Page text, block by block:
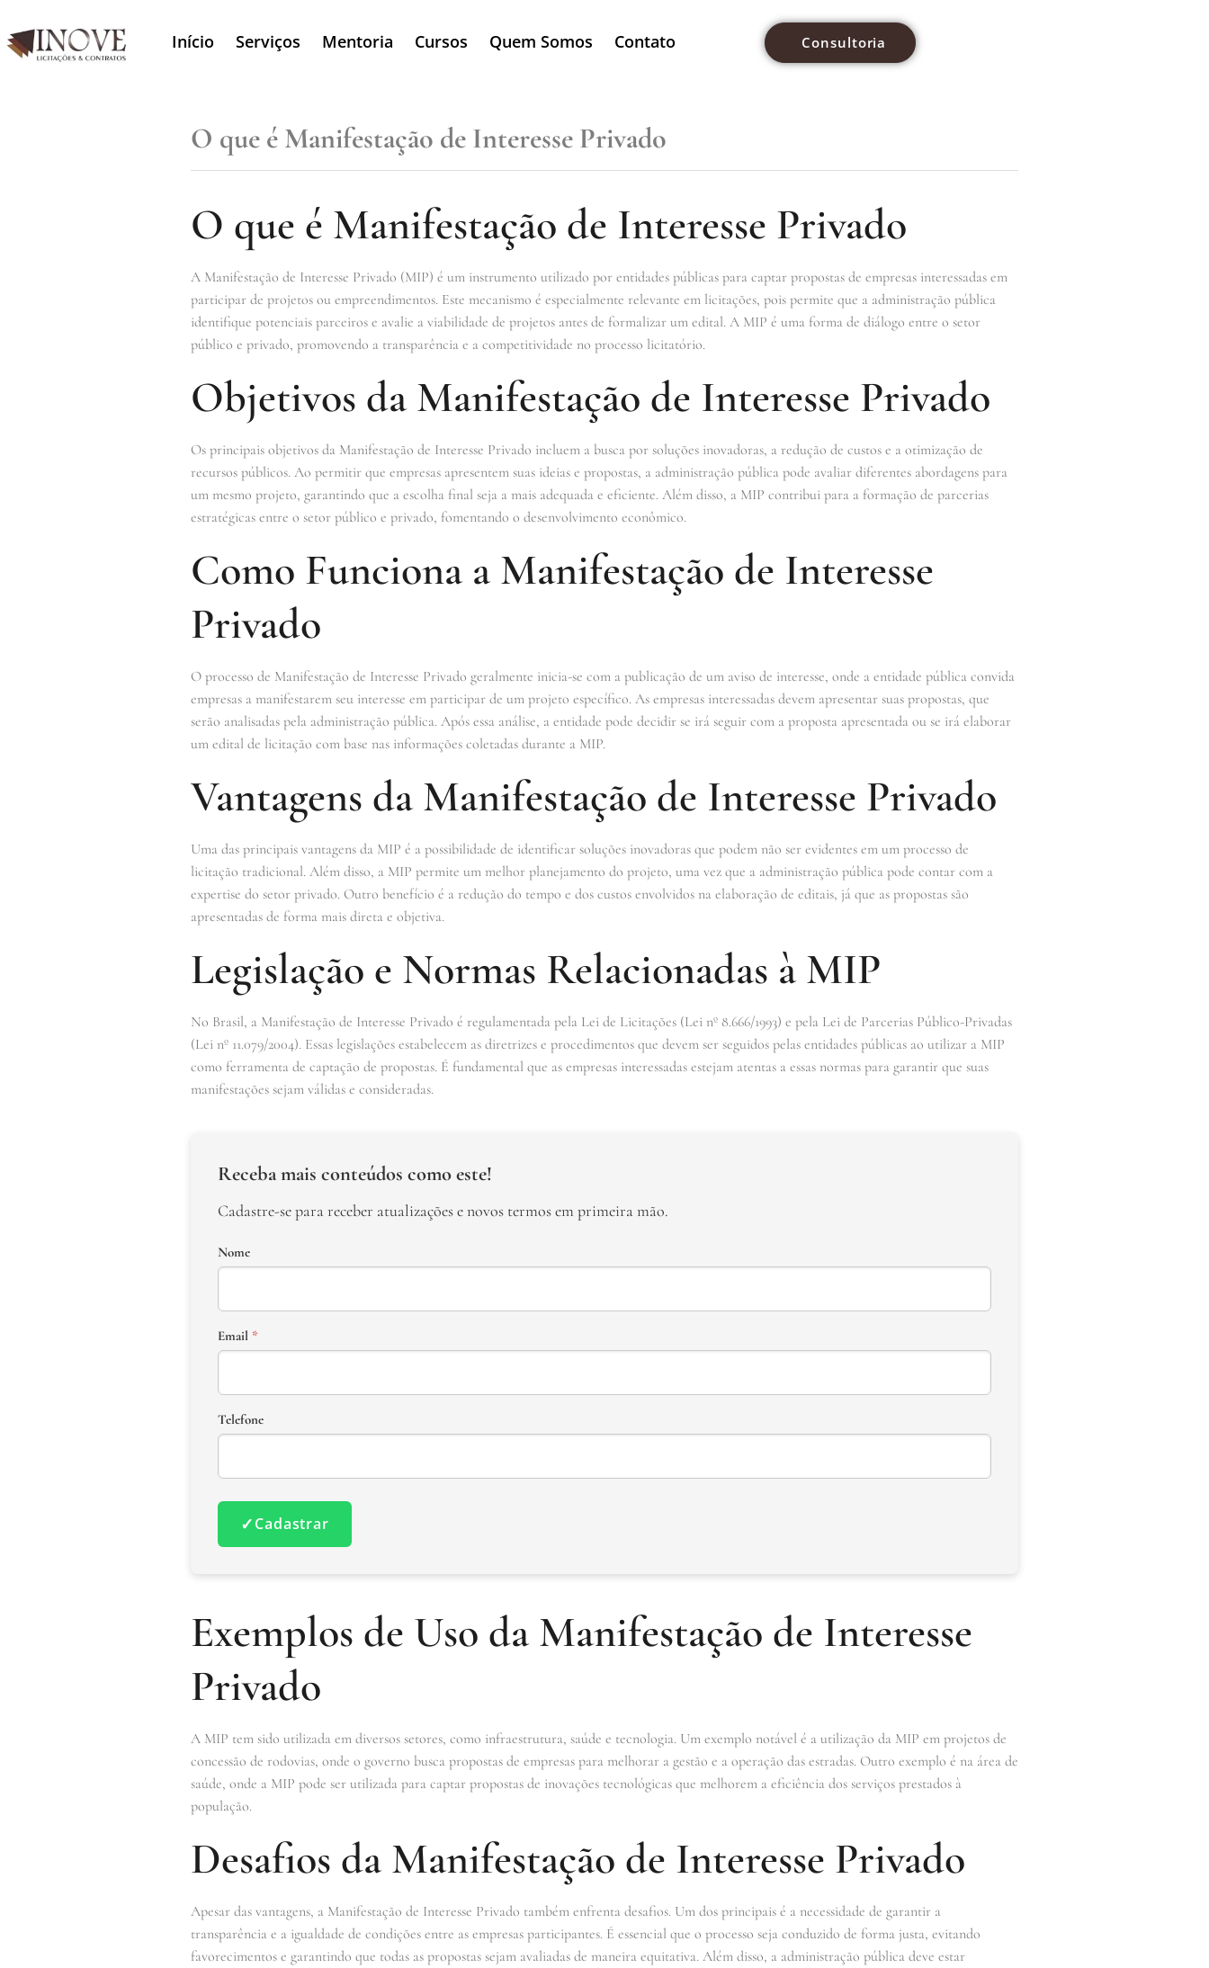
Início Serviços Mentoria Cursos Quem Somos Contato Consultoria
O que é Manifestação de Interesse Privado
O que é Manifestação de Interesse Privado
A Manifestação de Interesse Privado (MIP) é um instrumento utilizado por entidades públicas para captar propostas de empresas interessadas em
participar de projetos ou empreendimentos. Este mecanismo é especialmente relevante em licitações, pois permite que a administração pública
identifique potenciais parceiros e avalie a viabilidade de projetos antes de formalizar um edital. A MIP é uma forma de diálogo entre o setor
público e privado, promovendo a transparência e a competitividade no processo licitatório.
Objetivos da Manifestação de Interesse Privado
Os principais objetivos da Manifestação de Interesse Privado incluem a busca por soluções inovadoras, a redução de custos e a otimização de
recursos públicos. Ao permitir que empresas apresentem suas ideias e propostas, a administração pública pode avaliar diferentes abordagens para
um mesmo projeto, garantindo que a escolha final seja a mais adequada e eficiente. Além disso, a MIP contribui para a formação de parcerias
estratégicas entre o setor público e privado, fomentando o desenvolvimento econômico.
Como Funciona a Manifestação de Interesse
Privado
O processo de Manifestação de Interesse Privado geralmente inicia-se com a publicação de um aviso de interesse, onde a entidade pública convida
empresas a manifestarem seu interesse em participar de um projeto específico. As empresas interessadas devem apresentar suas propostas, que
serão analisadas pela administração pública. Após essa análise, a entidade pode decidir se irá seguir com a proposta apresentada ou se irá elaborar
um edital de licitação com base nas informações coletadas durante a MIP.
Vantagens da Manifestação de Interesse Privado
Uma das principais vantagens da MIP é a possibilidade de identificar soluções inovadoras que podem não ser evidentes em um processo de
licitação tradicional. Além disso, a MIP permite um melhor planejamento do projeto, uma vez que a administração pública pode contar com a
expertise do setor privado. Outro benefício é a redução do tempo e dos custos envolvidos na elaboração de editais, já que as propostas são
apresentadas de forma mais direta e objetiva.
Legislação e Normas Relacionadas à MIP
No Brasil, a Manifestação de Interesse Privado é regulamentada pela Lei de Licitações (Lei nº 8.666/1993) e pela Lei de Parcerias Público-Privadas
(Lei nº 11.079/2004). Essas legislações estabelecem as diretrizes e procedimentos que devem ser seguidos pelas entidades públicas ao utilizar a MIP
como ferramenta de captação de propostas. É fundamental que as empresas interessadas estejam atentas a essas normas para garantir que suas
manifestações sejam válidas e consideradas.
Receba mais conteúdos como este!
Cadastre-se para receber atualizações e novos termos em primeira mão.
Nome
Email *
Telefone
✓Cadastrar
Exemplos de Uso da Manifestação de Interesse
Privado
A MIP tem sido utilizada em diversos setores, como infraestrutura, saúde e tecnologia. Um exemplo notável é a utilização da MIP em projetos de
concessão de rodovias, onde o governo busca propostas de empresas para melhorar a gestão e a operação das estradas. Outro exemplo é na área de
saúde, onde a MIP pode ser utilizada para captar propostas de inovações tecnológicas que melhorem a eficiência dos serviços prestados à
população.
Desafios da Manifestação de Interesse Privado
Apesar das vantagens, a Manifestação de Interesse Privado também enfrenta desafios. Um dos principais é a necessidade de garantir a
transparência e a igualdade de condições entre as empresas participantes. É essencial que o processo seja conduzido de forma justa, evitando
favorecimentos e garantindo que todas as propostas sejam avaliadas de maneira equitativa. Além disso, a administração pública deve estar